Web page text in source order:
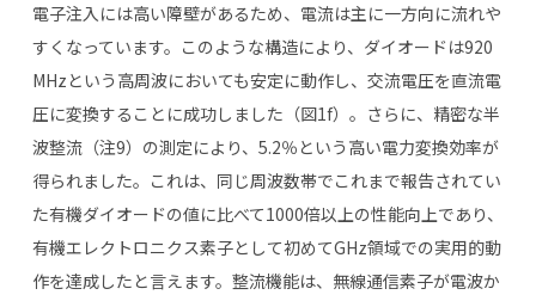
電子注入には高い障壁があるため、電流は主に一方向に流れや
すくなっています。このような構造により、ダイオードは920
MHz という高周波においても安定に動作し、交流電圧を直流電
圧に変換することに成功しました（図1f）。さらに、精密な半
波整流（注9）の測定により、 5.2％という高い電力変換効率が
得られました。これは、同じ周波数帯でこれまで報告されてい
た有機ダイオードの値に比べて1000倍以上の性能向上であり、
有機エレクトロニクス素子として初めてGHz領域での実用的動
作を達成したと言えます。整流機能は、無線通信素子が電波か